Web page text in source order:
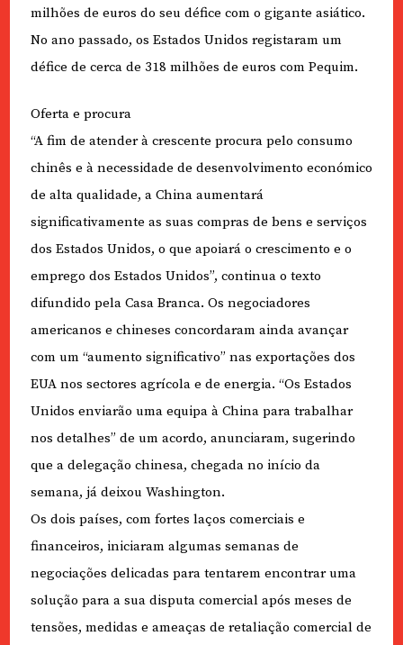
milhões de euros do seu défice com o gigante asiático.
No ano passado, os Estados Unidos registaram um
défice de cerca de 318 milhões de euros com Pequim.
Oferta e procura
“A fim de atender à crescente procura pelo consumo
chinês e à necessidade de desenvolvimento económico
de alta qualidade, a China aumentará
significativamente as suas compras de bens e serviços
dos Estados Unidos, o que apoiará o crescimento e o
emprego dos Estados Unidos”, continua o texto
difundido pela Casa Branca. Os negociadores
americanos e chineses concordaram ainda avançar
com um “aumento significativo” nas exportações dos
EUA nos sectores agrícola e de energia. “Os Estados
Unidos enviarão uma equipa à China para trabalhar
nos detalhes” de um acordo, anunciaram, sugerindo
que a delegação chinesa, chegada no início da
semana, já deixou Washington.
Os dois países, com fortes laços comerciais e
financeiros, iniciaram algumas semanas de
negociações delicadas para tentarem encontrar uma
solução para a sua disputa comercial após meses de
tensões, medidas e ameaças de retaliação comercial de